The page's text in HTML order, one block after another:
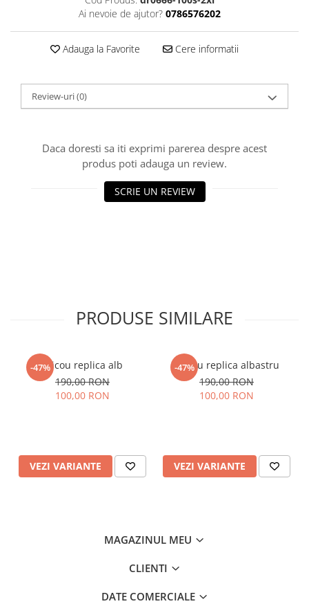
Ai nevoie de ajutor? 0786576202
Adauga la Favorite Cere informatii
Review-uri(0)
Daca doresti sa iti exprimi parerea despre acest
produs poti adauga un review.
SCRIE UN REVIEW
PRODUSE SIMILARE
-47%Tricou replica alb
190,00 RON
100,00 RON
VEZI VARIANTE
-47%
Tricou replica albastru
190,00 RON
100,00 RON
VEZI VARIANTE
MAGAZINUL MEU
CLIENTI
DATE COMERCIALE